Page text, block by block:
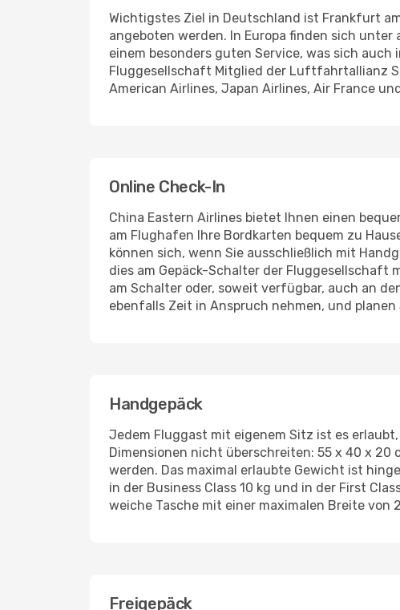
Wichtigstes Ziel in Deutschland ist Frankfurt
angeboten werden. In Europa finden sich
einem besonders guten Service, was sich
Fluggesellschaft Mitglied der Luftfahrtallianz
American Airlines, Japan Airlines, Air France
Online Check-In
China Eastern Airlines bietet Ihnen einen
am Flughafen Ihre Bordkarten bequem zu
können sich, wenn Sie ausschließlich mit
dies am Gepäck-Schalter der Fluggesellschaft
am Schalter oder, soweit verfügbar, auch an
ebenfalls Zeit in Anspruch nehmen, und
Handgepäck
Jedem Fluggast mit eigenem Sitz ist es
Dimensionen nicht überschreiten: 55 x 40 x 20
werden. Das maximal erlaubte Gewicht ist
in der Business Class 10 kg und in der First
weiche Tasche mit einer maximalen Breite von
Freigepäck